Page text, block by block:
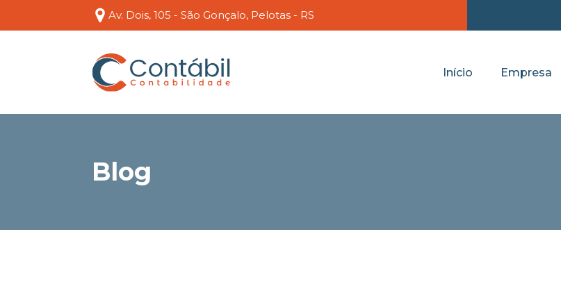
Av. Dois, 105 - São Gonçalo, Pelotas - RS
Início Empresa
Blog